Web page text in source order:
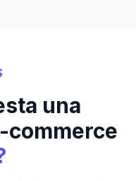
una
commerce